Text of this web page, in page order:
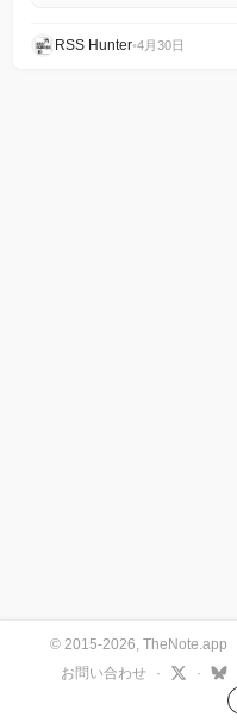
RSS Hunter•4月30日
© 2015-2026, TheNote.app
お問い合わせ
· ·